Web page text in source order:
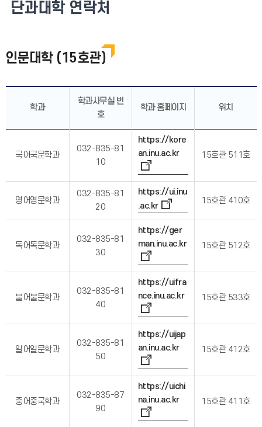
단과대학 연락처
인문대학 (15호관)
학과
학과사무실 번
호
학과 홈페이지 위치
국어국문학과
032-835-81
10
https://kore
an.inu.ac.kr
15호관 511호
영어영문학과
032-835-81
20
https://ui.inu
.ac.kr
15호관 410호
독어독문학과
032-835-81
30
https://ger
man.inu.ac.kr
15호관 512호
불어불문학과
032-835-81
40
https://uifra
nce.inu.ac.kr
15호관 533호
일어일문학과
032-835-81
50
https://uijap
an.inu.ac.kr
15호관 412호
중어중국학과
032-835-87
90
https://uichi
na.inu.ac.kr
15호관 411호